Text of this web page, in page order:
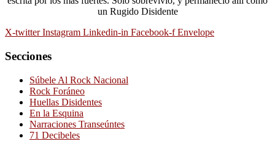
un Rugido Disidente
X-twitter Instagram Linkedin-in Facebook-f Envelope
Secciones
Súbele Al Rock Nacional
Rock Foráneo
Huellas Disidentes
En la Esquina
Narraciones Transeúntes
71 Decibeles